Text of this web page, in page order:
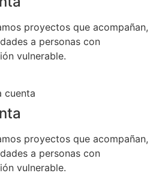
proyectos que acompañan,
a personas con
vulnerable.
proyectos que acompañan,
a personas con
vulnerable.